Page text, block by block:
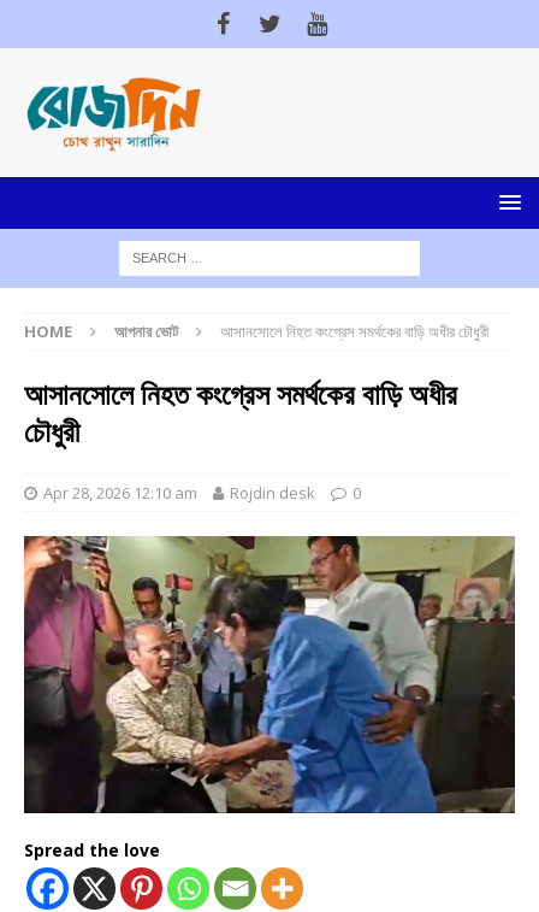
HOME আপনার ভোট আসানসোলে নিহত কংগ্রেস সমর্থকের বাড়ি অধীর চৌধুরী
আসানসোলে নিহত কংগ্রেস সমর্থকের বাড়ি অধীর
চৌধুরী
Apr 28, 2026 12:10 am Rojdin desk 0
Spread the love